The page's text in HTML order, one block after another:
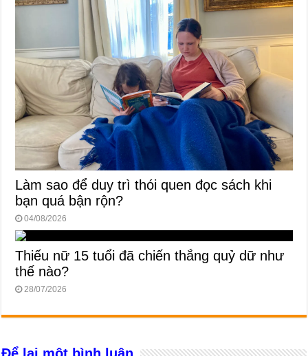
Làm sao để duy trì thói quen đọc sách khi
bạn quá bận rộn?
04/08/2026
Thiếu nữ 15 tuổi đã chiến thắng quỷ dữ như
thế nào?
28/07/2026